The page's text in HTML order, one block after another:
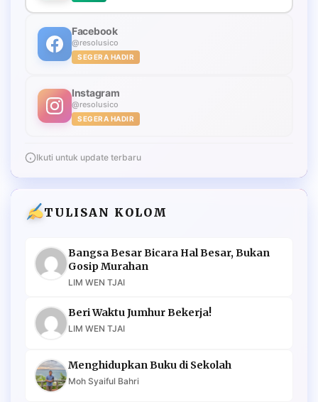
Facebook
@resolusico
SEGERA HADIR
Instagram
@resolusico
SEGERA HADIR
Ikuti untuk update terbaru
TULISAN KOLOM
Bangsa Besar Bicara Hal Besar, Bukan
Gosip Murahan
LIM WEN TJAI
Beri Waktu Jumhur Bekerja!
LIM WEN TJAI
Menghidupkan Buku di Sekolah
Moh Syaiful Bahri